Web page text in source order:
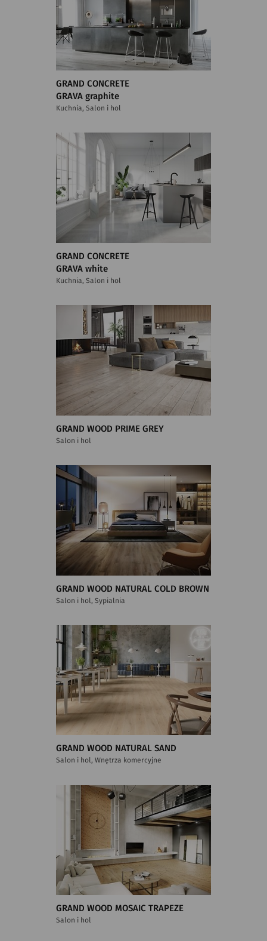
GRAND CONCRETE
GRAVA graphite
Kuchnia, Salon i hol
GRAND CONCRETE
GRAVA white
Kuchnia, Salon i hol
GRAND WOOD PRIME GREY
Salon i hol
GRAND WOOD NATURAL COLD BROWN
Salon i hol, Sypialnia
GRAND WOOD NATURAL SAND
Salon i hol, Wnętrza komercyjne
GRAND WOOD MOSAIC TRAPEZE
Salon i hol